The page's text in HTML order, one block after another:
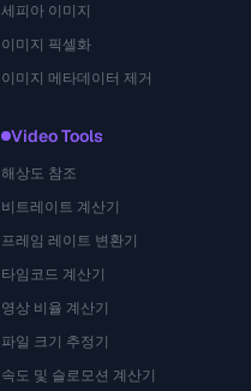
세피아 이미지
이미지 픽셀화
이미지 메타데이터 제거
Video Tools
해상도 참조
비트레이트 계산기
프레임 레이트 변환기
타임코드 계산기
영상 비율 계산기
파일 크기 추정기
속도 및 슬로모션 계산기